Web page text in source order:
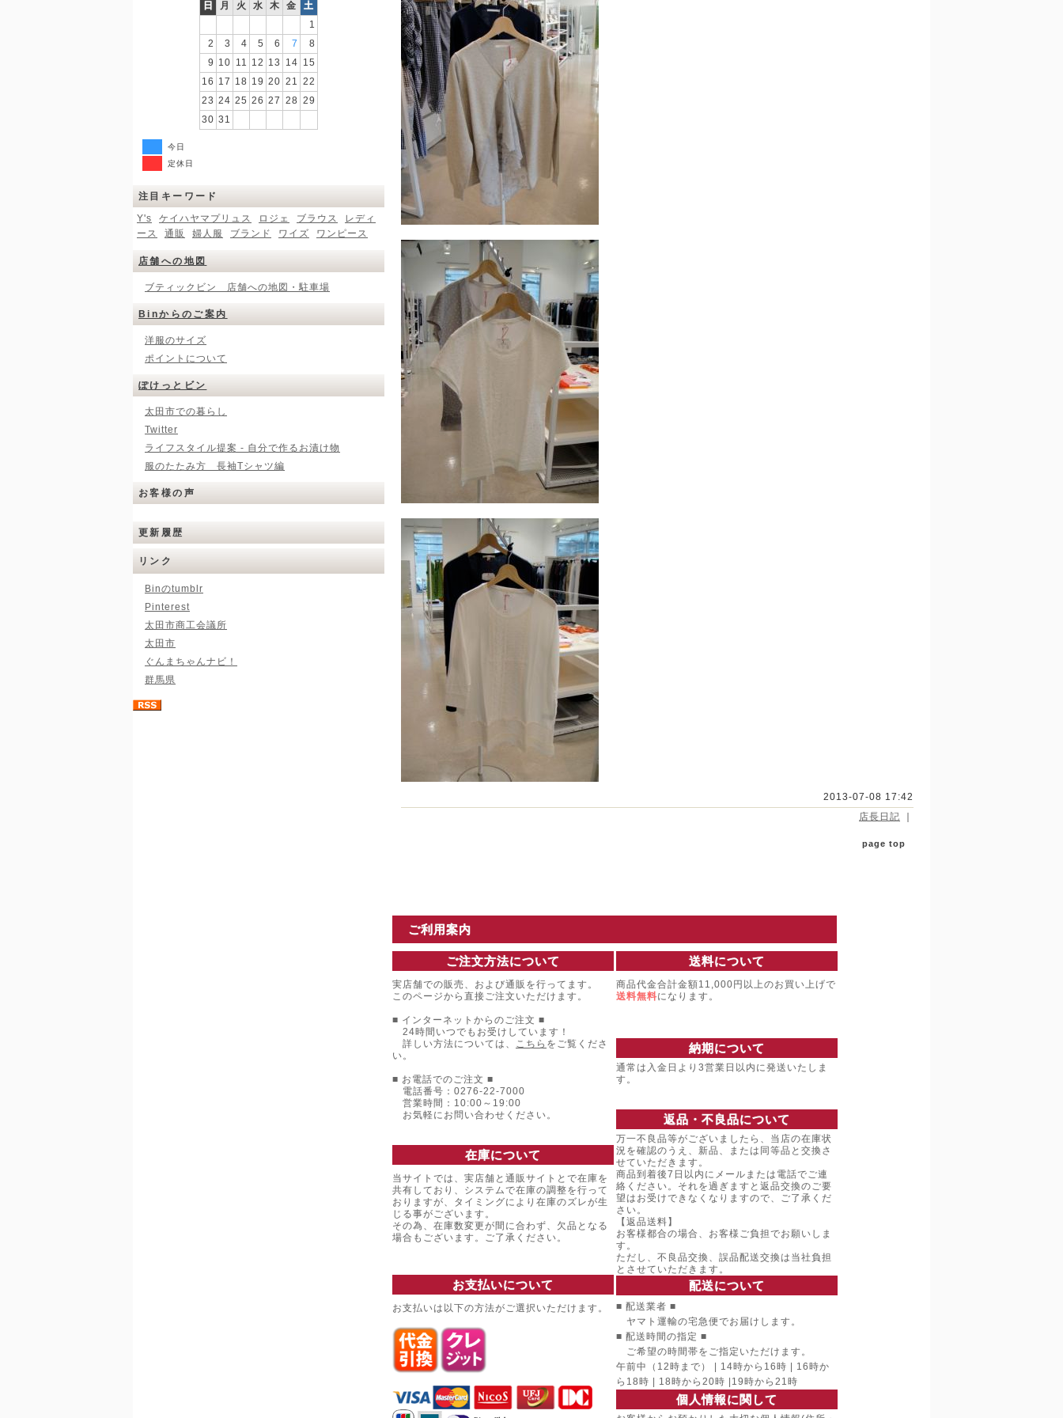
日 月 火 水 木 金
土
1
2
3 4 5 6 7
8
9 10 11 12 13 14 15
16 17 18 19 20 21 22
23 24 25 26 27 28 29
30 31
今日
定休日
注目キーワード
Y's
ケイハヤマプリュス ロジェ ブラウス
レディ
ース
通販 婦人服 ブランド ワイズ ワンピース
店舗への地図
ブティックビン 店舗への地図・駐車場
Binからのご案内
洋服のサイズ
ポイントについて
ぽけっとビン
太田市での暮らし
Twitter
ライフスタイル提案 - 自分で作るお漬け物
服のたたみ方 長袖Tシャツ編
お客様の声
更新履歴
リンク
Binのtumblr
Pinterest
太田市商工会議所
太田市
ぐんまちゃんナビ！
群馬県
2013-07-08 17:42
店長日記
page top
ご利用案内
ご注文方法について
実店舗での販売、および通販を行ってます。
このページから直接ご注文いただけます。
■ インターネットからのご注文 ■
24時間いつでもお受けしています！
詳しい方法については、 こちら をご覧くださ
い。
■ お電話でのご注文 ■
電話番号：0276-22-7000
営業時間：10:00～19:00
お気軽にお問い合わせください。
在庫について
当サイトでは、実店舗と通販サイトとで在庫を
共有しており、システムで在庫の調整を行って
おりますが、タイミングにより在庫のズレが生
じる事がございます。
その為、在庫数変更が間に合わず、欠品となる
場合もございます。ご了承ください。
お支払いについて
お支払いは以下の方法がご選択いただけます。
送料について
商品代金合計金額11,000円以上のお買い上げで
送料無料になります。
納期について
通常は入金日より3営業日以内に発送いたしま
す。
返品・不良品について
万一不良品等がございましたら、当店の在庫状
況を確認のうえ、新品、または同等品と交換さ
せていただきます。
商品到着後7日以内にメールまたは電話でご連
絡ください。それを過ぎますと返品交換のご要
望はお受けできなくなりますので、ご了承くだ
さい。
【返品送料】
お客様都合の場合、お客様ご負担でお願いしま
す。
ただし、不良品交換、誤品配送交換は当社負担
とさせていただきます。
配送について
■ 配送業者 ■
ヤマト運輸の宅急便でお届けします。
■ 配送時間の指定 ■
ご希望の時間帯をご指定いただけます。
午前中（12時まで） | 14時から16時 | 16時か
ら18時 | 18時から20時 |19時から21時
個人情報に関して